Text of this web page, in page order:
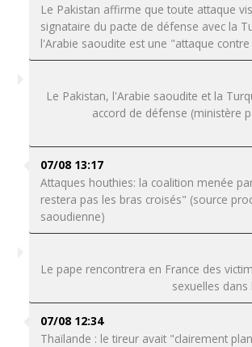
Le Pakistan affirme que toute attaque
signataire du pacte de défense avec la
l'Arabie saoudite est une "attaque
Le Pakistan, l'Arabie saoudite et la
accord de défense (ministère
07/08 13:17
Attaques houthies: la coalition menée
restera pas les bras croisés" (source
saoudienne)
Le pape rencontrera en France des
sexuelles dans
07/08 12:34
Thaïlande : le tireur avait "clairement